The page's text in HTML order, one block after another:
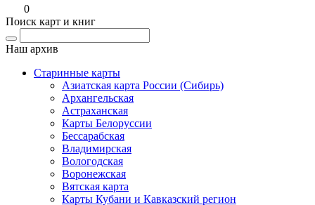
0
Поиск карт и книг
Наш архив
Старинные карты
Азиатская карта России (Сибирь)
Архангельская
Астраханская
Карты Белоруссии
Бессарабская
Владимирская
Вологодская
Воронежская
Вятская карта
Карты Кубани и Кавказский регион